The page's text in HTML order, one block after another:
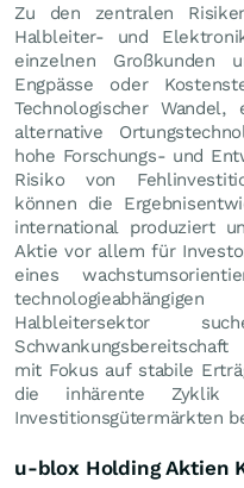
Zu den zentralen
Halbleiter- und
einzelnen Großkunden
Engpässe oder
Technologischer
alternative
hohe Forschungs- und
Risiko von
können die
international produziert
Aktie vor allem für
eines
Halbleitersektor
mit Fokus auf stabile
die inhärente Zyklik
Investitionsgütermärkten
u-blox Holding Aktien